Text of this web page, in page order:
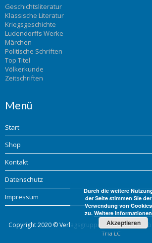
Geschichtsliteratur
Klassische Literatur
Kriegsgeschichte
Ludendorffs Werke
Märchen
Politische Schriften
Top Titel
Völkerkunde
Zeitschriften
Menü
Start
Shop
Kontakt
Datenschutz
Impressum
Copyright 2020 © Verlagsgruppe Bohlinger /
Tria LC
Durch die weitere
der Seite stimmen Sie der
Verwendung von Cookies
zu. Weitere Informationen
Akzeptieren